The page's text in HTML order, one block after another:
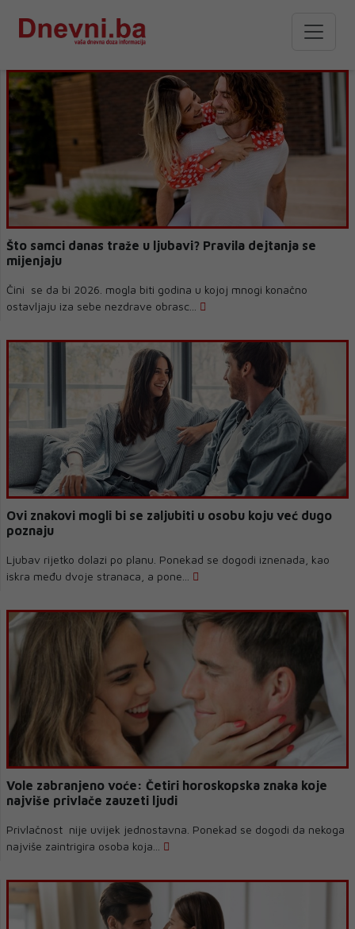
Što samci danas traže u ljubavi? Pravila dejtanja se
mijenjaju
Čini se da bi 2026. mogla biti godina u kojoj mnogi konačno
ostavljaju iza sebe nezdrave obrasc...
Ovi znakovi mogli bi se zaljubiti u osobu koju već dugo
poznaju
Ljubav rijetko dolazi po planu. Ponekad se dogodi iznenada, kao
iskra među dvoje stranaca, a pone...
Vole zabranjeno voće: Četiri horoskopska znaka koje
najviše privlače zauzeti ljudi
Privlačnost nije uvijek jednostavna. Ponekad se dogodi da nekoga
najviše zaintrigira osoba koja...